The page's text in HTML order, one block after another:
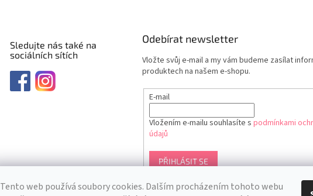
Tento web používá soubory cookies. Dalším procházením tohoto webu
Sledujte nás také na
sociálních sítích
Odebírat newsletter
Vložte svůj e-mail a my vám budeme zasílat
produktech na našem e-shopu.
E-mail
Vložením e-mailu souhlasíte s podmínkami
údajů
PŘIHLÁSIT SE